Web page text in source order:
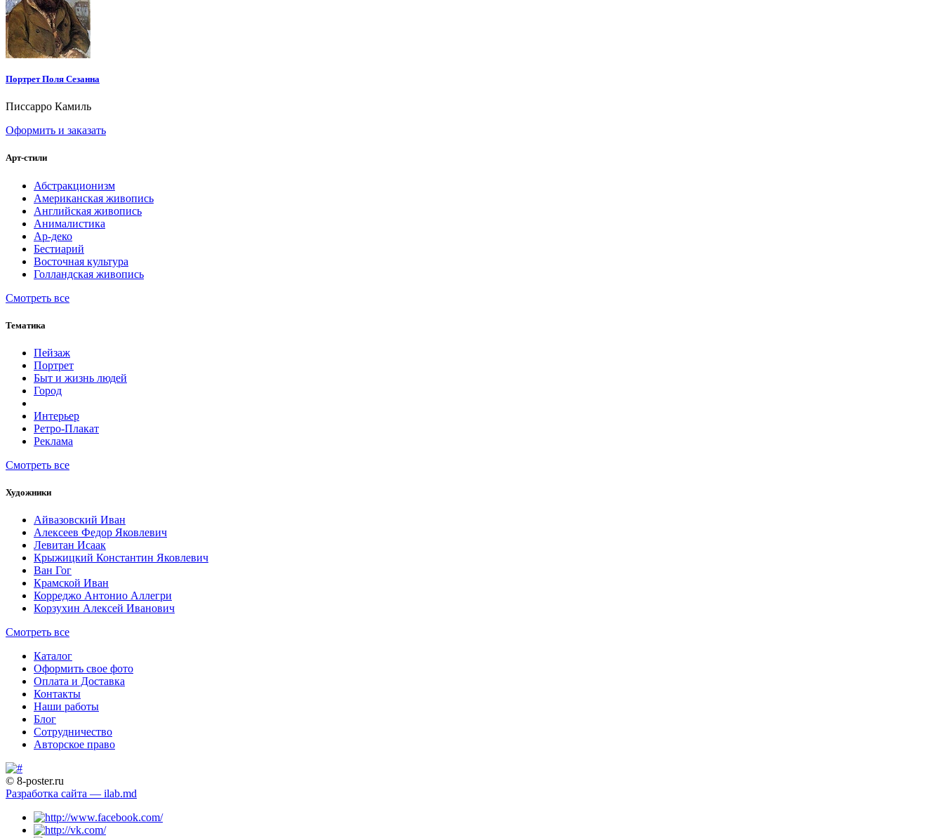
Портрет Поля Сезанна
Писсарро Камиль
Оформить и заказать
Арт-стили
Абстракционизм
Американская живопись
Английская живопись
Анималистика
Ар-деко
Бестиарий
Восточная культура
Голландская живопись
Смотреть все
Тематика
Пейзаж
Портрет
Быт и жизнь людей
Город
Интерьер
Ретро-Плакат
Реклама
Смотреть все
Художники
Айвазовский Иван
Алексеев Федор Яковлевич
Левитан Исаак
Крыжицкий Константин Яковлевич
Ван Гог
Крамской Иван
Корреджо Антонио Аллегри
Корзухин Алексей Иванович
Смотреть все
Каталог
Оформить свое фото
Оплата и Доставка
Контакты
Наши работы
Блог
Сотрудничество
Авторское право
© 8-poster.ru
Разработка сайта — ilab.md